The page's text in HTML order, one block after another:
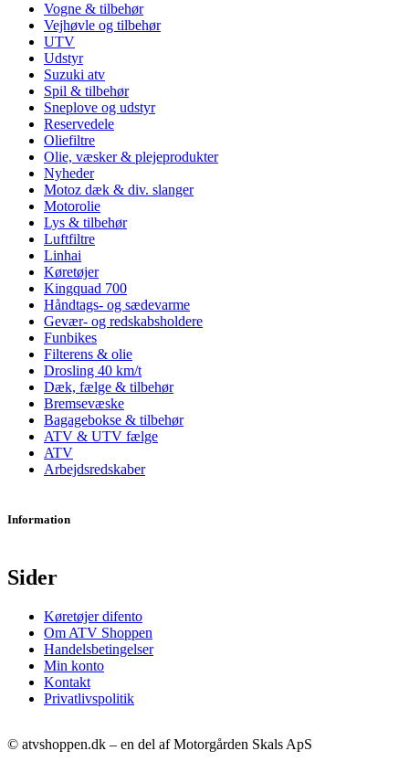
Vogne & tilbehør
Vejhøvle og tilbehør
UTV
Udstyr
Suzuki atv
Spil & tilbehør
Sneplove og udstyr
Reservedele
Oliefiltre
Olie, væsker & plejeprodukter
Nyheder
Motoz dæk & div. slanger
Motorolie
Lys & tilbehør
Luftfiltre
Linhai
Køretøjer
Kingquad 700
Håndtags- og sædevarme
Gevær- og redskabsholdere
Funbikes
Filterens & olie
Drosling 40 km/t
Dæk, fælge & tilbehør
Bremsevæske
Bagagebokse & tilbehør
ATV & UTV fælge
ATV
Arbejdsredskaber
Information
Sider
Køretøjer difento
Om ATV Shoppen
Handelsbetingelser
Min konto
Kontakt
Privatlivspolitik
© atvshoppen.dk – en del af Motorgården Skals ApS